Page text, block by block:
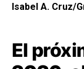
Isabel A. Cruz/
El